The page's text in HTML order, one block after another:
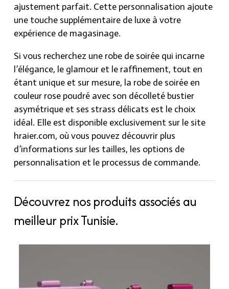
ajustement parfait. Cette personnalisation ajoute
une touche supplémentaire de luxe à votre
expérience de magasinage.
Si vous recherchez une robe de soirée qui incarne
l’élégance, le glamour et le raffinement, tout en
étant unique et sur mesure, la robe de soirée en
couleur rose poudré avec son décolleté bustier
asymétrique et ses strass délicats est le choix
idéal. Elle est disponible exclusivement sur le site
hraier.com, où vous pouvez découvrir plus
d’informations sur les tailles, les options de
personnalisation et le processus de commande.
Découvrez nos produits associés au
meilleur prix Tunisie.